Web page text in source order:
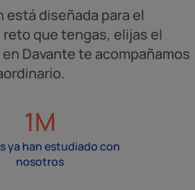
está diseñada para el
reto que tengas, elijas el
Davante te acompañamos
1M
ya han estudiado con
nosotros